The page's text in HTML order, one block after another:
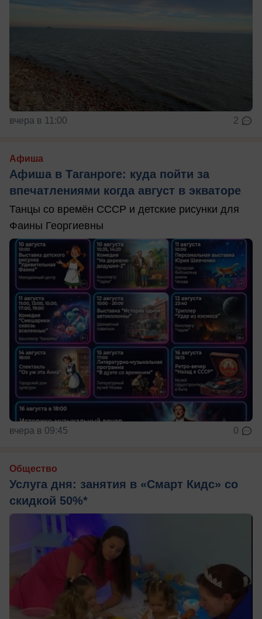
вчера в 11:00 2
Афиша
Афиша в Таганроге: куда пойти за
впечатлениями когда август в экваторе
Танцы со времён СССР и детские рисунки для
Фаины Георгиевны
вчера в 09:45 0
Общество
Услуга дня: занятия в «Смарт Кидс» со
скидкой 50%*